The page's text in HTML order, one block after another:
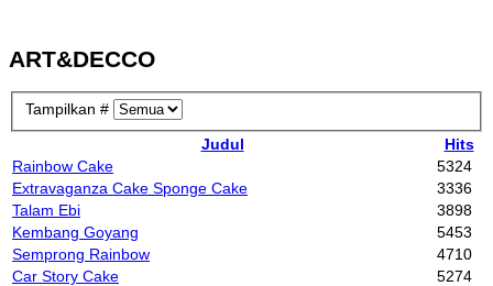
ART&DECCO
Tampilkan #
Judul
Hits
Rainbow Cake
5324
Extravaganza Cake Sponge Cake
3336
Talam Ebi
3898
Kembang Goyang
5453
Semprong Rainbow
4710
Car Story Cake
5274